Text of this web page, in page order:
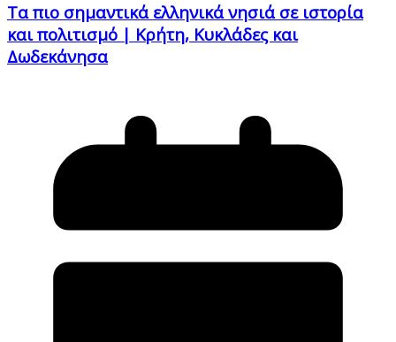
Τα πιο σημαντικά ελληνικά νησιά σε ιστορία
και πολιτισμό | Κρήτη, Κυκλάδες και
Δωδεκάνησα